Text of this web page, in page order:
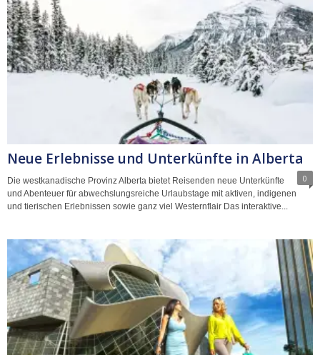
Neue Erlebnisse und Unterkünfte in Alberta
0
Die westkanadische Provinz Alberta bietet Reisenden neue Unterkünfte
und Abenteuer für abwechslungsreiche Urlaubstage mit aktiven, indigenen
und tierischen Erlebnissen sowie ganz viel Westernflair Das interaktive...